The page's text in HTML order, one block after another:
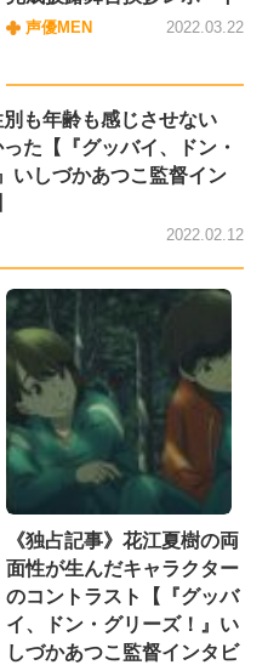
声優MEN 2022.03.22
も年齢も感じさせない
た【『グッバイ、ドン・
いしづかあつこ監督イン
2022.02.12
《独占記事》花江夏樹の両
面性が生んだキャラクター
のコントラスト【『グッバ
イ、ドン・グリーズ！』い
しづかあつこ監督インタビ